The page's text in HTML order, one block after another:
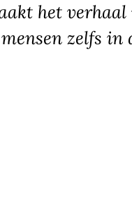
het
mensen zelfs in